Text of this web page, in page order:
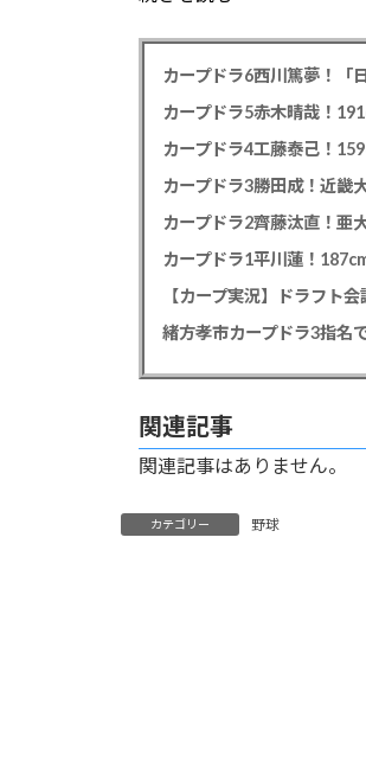
カープドラ6西川篤夢！「
カープドラ5赤木晴哉！
カープドラ4工藤泰己！
カープドラ3勝田成！近畿
カープドラ2齊藤汰直！亜
【カープ実況】ドラフト
緒方孝市カープドラ3指名
関連記事
関連記事はありません。
カテゴリー 野球